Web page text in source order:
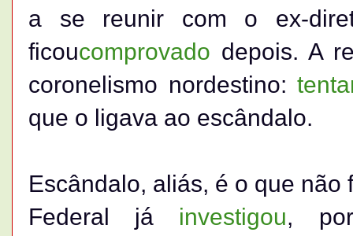
a se reunir com o ex-
ficoucomprovado depois. A
coronelismo nordestino:
que o ligava ao escândalo.
Escândalo, aliás, é o que
Federal já investigou, por